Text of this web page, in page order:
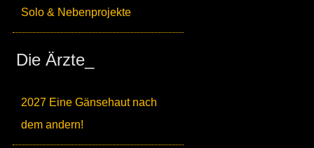
Solo & Nebenprojekte
Die Ärzte_
2027 Eine Gänsehaut nach
dem andern!